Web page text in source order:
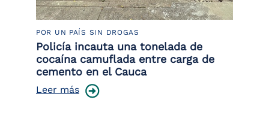
POR UN PAÍS SIN DROGAS
Policía incauta una tonelada de
cocaína camuflada entre carga de
cemento en el Cauca
Leer más